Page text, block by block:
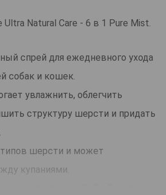
Ultra Natural Care - 6 в 1 Pure Mist.
спрей для ежедневного ухода
собак и кошек.
увлажнить, облегчить
структуру шерсти и придать
шерсти и может
купаниями.